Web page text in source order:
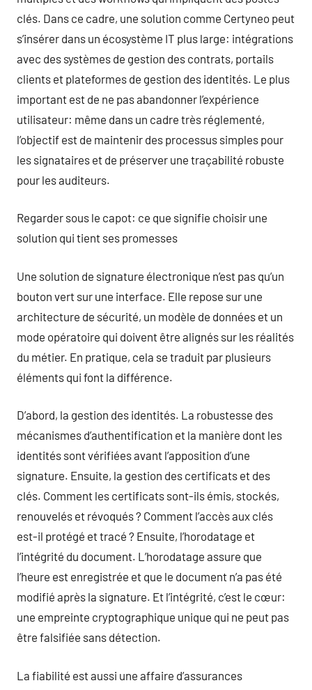
clés. Dans ce cadre, une solution comme Certyneo peut
s’insérer dans un écosystème IT plus large: intégrations
avec des systèmes de gestion des contrats, portails
clients et plateformes de gestion des identités. Le plus
important est de ne pas abandonner l’expérience
utilisateur: même dans un cadre très réglementé,
l’objectif est de maintenir des processus simples pour
les signataires et de préserver une traçabilité robuste
pour les auditeurs.
Regarder sous le capot: ce que signifie choisir une
solution qui tient ses promesses
Une solution de signature électronique n’est pas qu’un
bouton vert sur une interface. Elle repose sur une
architecture de sécurité, un modèle de données et un
mode opératoire qui doivent être alignés sur les réalités
du métier. En pratique, cela se traduit par plusieurs
éléments qui font la différence.
D’abord, la gestion des identités. La robustesse des
mécanismes d’authentification et la manière dont les
identités sont vérifiées avant l’apposition d’une
signature. Ensuite, la gestion des certificats et des
clés. Comment les certificats sont-ils émis, stockés,
renouvelés et révoqués ? Comment l’accès aux clés
est-il protégé et tracé ? Ensuite, l’horodatage et
l’intégrité du document. L’horodatage assure que
l’heure est enregistrée et que le document n’a pas été
modifié après la signature. Et l’intégrité, c’est le cœur:
une empreinte cryptographique unique qui ne peut pas
être falsifiée sans détection.
La fiabilité est aussi une affaire d’assurances